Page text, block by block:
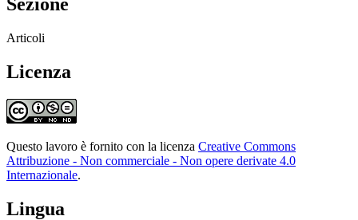
Sezione
Articoli
Licenza
Questo lavoro è fornito con la licenza Creative Commons
Attribuzione - Non commerciale - Non opere derivate 4.0
Internazionale.
Lingua